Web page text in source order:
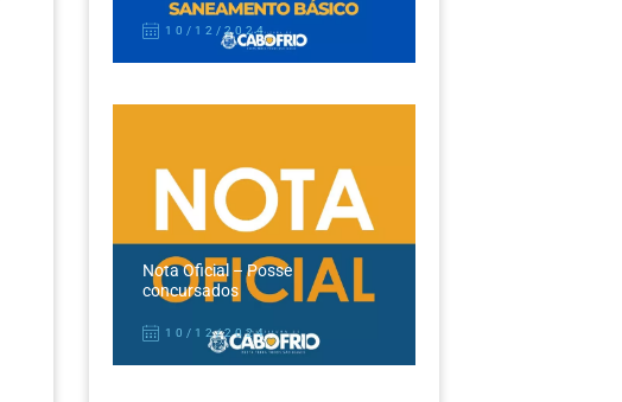
10/12/2024
Nota Oficial – Posse
concursados
10/12/2024